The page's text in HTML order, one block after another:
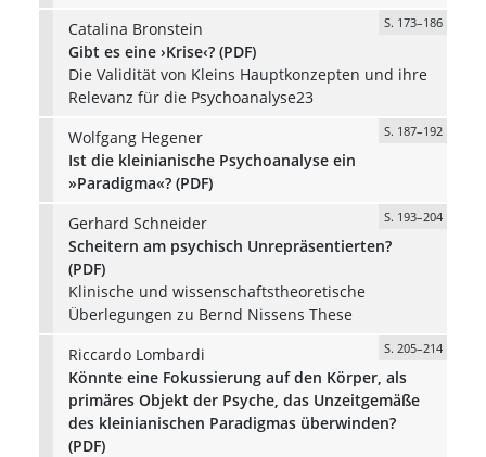
Catalina Bronstein
S. 173–186
Gibt es eine ›Krise‹? (PDF)
Die Validität von Kleins Hauptkonzepten und ihre
Relevanz für die Psychoanalyse23
Wolfgang Hegener
S. 187–192
Ist die kleinianische Psychoanalyse ein
»Paradigma«? (PDF)
Gerhard Schneider
S. 193–204
Scheitern am psychisch Unrepräsentierten?
(PDF)
Klinische und wissenschaftstheoretische
Überlegungen zu Bernd Nissens These
Riccardo Lombardi
S. 205–214
Könnte eine Fokussierung auf den Körper, als
primäres Objekt der Psyche, das Unzeitgemäße
des kleinianischen Paradigmas überwinden?
(PDF)